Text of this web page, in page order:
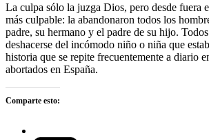
La culpa sólo la juzga Dios, pero desde fuera
más culpable: la abandonaron todos los
padre, su hermano y el padre de su hijo.
deshacerse del incómodo niño o niña que
historia que se repite frecuentemente a diario
abortados en España.
Comparte esto: